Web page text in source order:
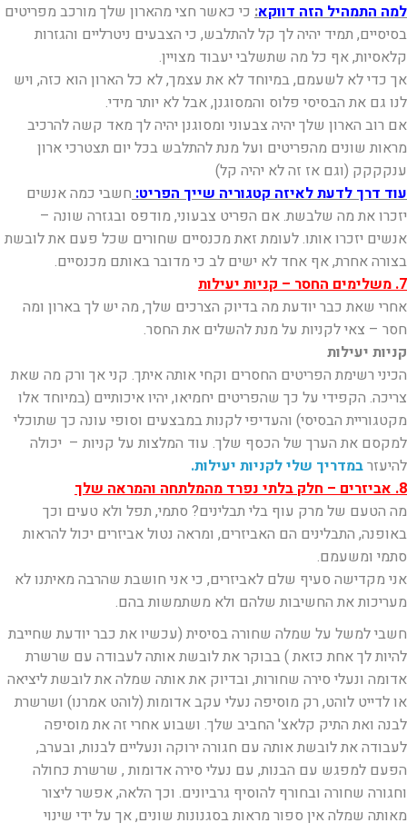
למה התמהיל הזה דווקא: כי כאשר חצי מהארון שלך מורכב מפריטים
בסיסיים, תמיד יהיה לך קל להתלבש, כי הצבעים ניטרליים והגזרות
קלאסיות, אף כל מה שתשלבי יעבוד מצויין.
אך כדי לא לשעמם, במיוחד לא את עצמך, לא כל הארון הוא כזה, ויש
לנו גם את הבסיסי פלוס והמסוגנן, אבל לא יותר מידי.
אם רוב הארון שלך יהיה צבעוני ומסוגנן יהיה לך מאד קשה להרכיב
מראות שונים מהפריטים ועל מנת להתלבש בכל יום תצטרכי ארון
ענקקקק (וגם אז זה לא יהיה קל)
עוד דרך לדעת לאיזה קטגוריה שייך הפריט: חשבי כמה אנשים
יזכרו את מה שלבשת. אם הפריט צבעוני, מודפס ובגזרה שונה –
אנשים יזכרו אותו. לעומת זאת מכנסיים שחורים שכל פעם את לובשת
בצורה אחרת, אף אחד לא ישים לב כי מדובר באותם מכנסיים.
7. משלימים החסר – קניות יעילות
אחרי שאת כבר יודעת מה בדיוק הצרכים שלך, מה יש לך בארון ומה
חסר – צאי לקניות על מנת להשלים את החסר.
קניות יעילות
הכיני רשימת הפריטים החסרים וקחי אותה איתך. קני אך ורק מה שאת
צריכה. הקפידי על כך שהפריטים יחמיאו, יהיו איכותיים (במיוחד אלו
מקטגוריית הבסיסי) והעדיפי לקנות במבצעים וסופי עונה כך שתוכלי
למקסם את הערך של הכסף שלך. עוד המלצות על קניות – יכולה
להיעזרבמדריך שלי לקניות יעילות.
8. אביזרים – חלק בלתי נפרד מהמלתחה והמראה שלך
מה הטעם של מרק עוף בלי תבלינים? סתמי, תפל ולא טעים וכך
באופנה, התבלינים הם האביזרים, ומראה נטול אביזרים יכול להראות
סתמי ומשעמם.
אני מקדישה סעיף שלם לאביזרים, כי אני חושבת שהרבה מאיתנו לא
מעריכות את החשיבות שלהם ולא משתמשות בהם.
חשבי למשל על שמלה שחורה בסיסית (עכשיו את כבר יודעת שחייבת
להיות לך אחת כזאת ) בבוקר את לובשת אותה לעבודה עם שרשרת
אדומה ונעלי סירה שחורות, ובדיוק את אותה שמלה את לובשת ליציאה
או לדייט לוהט, רק מוסיפה נעלי עקב אדומות (לוהט אמרנו) ושרשרת
לבנה ואת התיק קלאצ' החביב שלך. ושבוע אחרי זה את מוסיפה
לעבודה את לובשת אותה עם חגורה ירוקה ונעליים לבנות, ובערב,
הפעם למפגש עם הבנות, עם נעלי סירה אדומות , שרשרת כחולה
וחגורה שחורה ובחורף להוסיף גרביונים. וכך הלאה, אפשר ליצור
מאותה שמלה אין ספור מראות בסגנונות שונים, אך על ידי שינוי